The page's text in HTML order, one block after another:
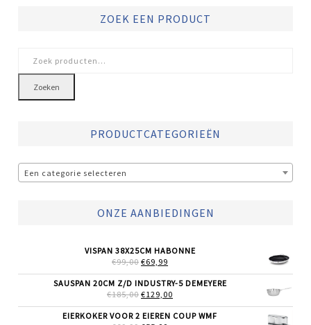
ZOEK EEN PRODUCT
naar:
Zoeken
PRODUCTCATEGORIEËN
Een categorie selecteren
ONZE AANBIEDINGEN
VISPAN 38X25CM HABONNE
€99,00 OORSPRONKELIJKE
WAS:
€99,00.
€69,99
IS:
€69,99.
SAUSPAN 20CM Z/D INDUSTRY-5 DEMEYERE
€185,00 OORSPRONKELIJKE
WAS:
€129,00
IS:
EIERKOKER VOOR 2 EIEREN COUP WMF